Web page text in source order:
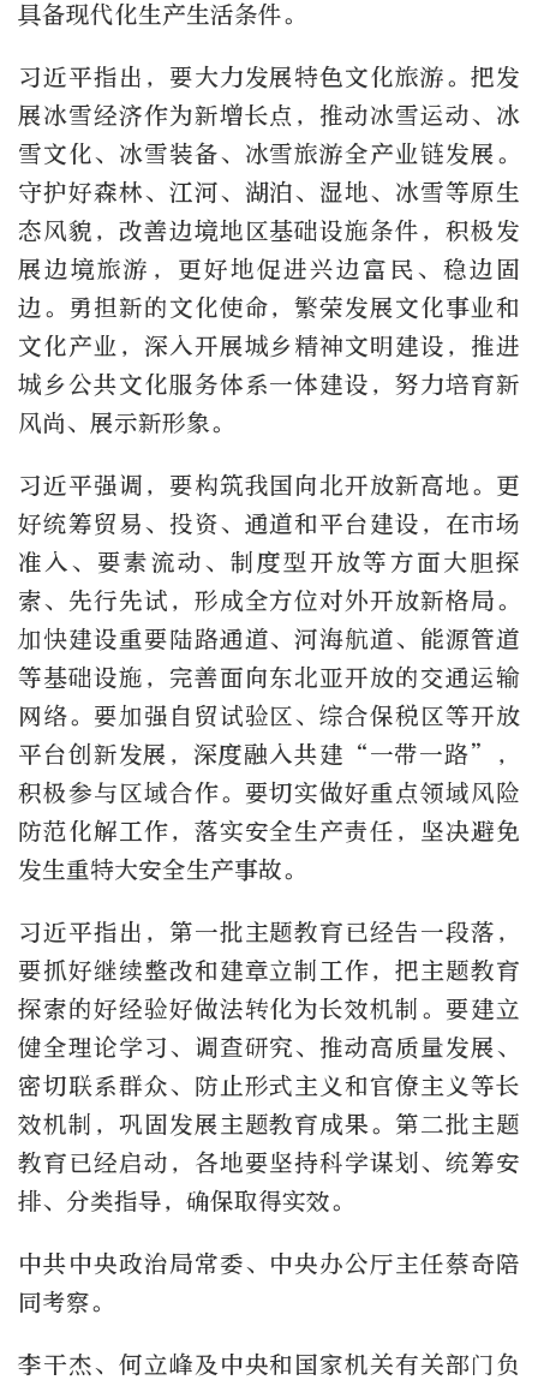
具备现代化生产生活条件。
习近平指出，要大力发展特色文化旅游。把发
展冰雪经济作为新增长点，推动冰雪运动、冰
雪文化、冰雪装备、冰雪旅游全产业链发展。
守护好森林、江河、湖泊、湿地、冰雪等原生
态风貌，改善边境地区基础设施条件，积极发
展边境旅游，更好地促进兴边富民、稳边固
边。勇担新的文化使命，繁荣发展文化事业和
文化产业，深入开展城乡精神文明建设，推进
城乡公共文化服务体系一体建设，努力培育新
风尚、展示新形象。
习近平强调，要构筑我国向北开放新高地。更
好统筹贸易、投资、通道和平台建设，在市场
准入、要素流动、制度型开放等方面大胆探
索、先行先试，形成全方位对外开放新格局。
加快建设重要陆路通道、河海航道、能源管道
等基础设施，完善面向东北亚开放的交通运输
网络。要加强自贸试验区、综合保税区等开放
平台创新发展，深度融入共建“一带一路”，
积极参与区域合作。要切实做好重点领域风险
防范化解工作，落实安全生产责任，坚决避免
发生重特大安全生产事故。
习近平指出，第一批主题教育已经告一段落，
要抓好继续整改和建章立制工作，把主题教育
探索的好经验好做法转化为长效机制。要建立
健全理论学习、调查研究、推动高质量发展、
密切联系群众、防止形式主义和官僚主义等长
效机制，巩固发展主题教育成果。第二批主题
教育已经启动，各地要坚持科学谋划、统筹安
排、分类指导，确保取得实效。
中共中央政治局常委、中央办公厅主任蔡奇陪
同考察。
李干杰、何立峰及中央和国家机关有关部门负